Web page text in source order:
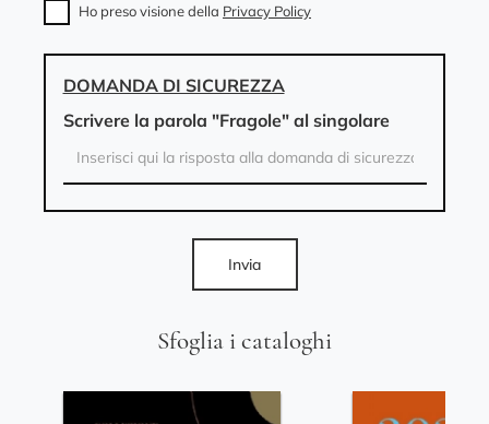
Sfoglia i cataloghi
Ho preso visione della Privacy Policy
DOMANDA DI SICUREZZA
Scrivere la parola "Fragole" al singolare
Invia